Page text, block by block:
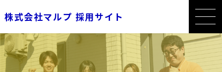
株式会社マルプ 採用サイト